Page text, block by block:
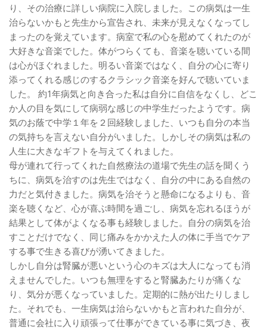
り、その治療に詳しい病院に入院しました。この病気は一生
治らないかもと先生から宣告され、未来が見えなくなってし
まったのを覚えています。病室で私の心を慰めてくれたのが
大好きな音楽でした。体がつらくても、音楽を聴いている間
は心がほぐれました。明るい音楽ではなく、自分の心に寄り
添ってくれる感じのするクラシック音楽を好んで聴いていま
した。 約1年病気と向き合った私は自分に自信をなくし、どこ
か人の目を気にして病弱な感じの中学生だったようです。病
気のお蔭で中学１年を２回経験しました、いつも自分の本当
の気持ちを言えない自分がいました。しかしその病気は私の
人生に大きなギフトを与えてくれました。
母が連れて行ってくれた自然療法の道場で先生の話を聞くう
ちに、病気を治すのは先生ではなく、自分の中にある自然の
力だと気付きました。病気を治そうと懸命になるよりも、音
楽を聴くなど、心が喜ぶ時間を過ごし、病気を忘れるほうが
結果として体がよくなる事も経験しました。自分の病気を治
すことだけでなく、同じ痛みをかかえた人の体に手当でケア
する事で生きる喜びが湧いてきました。
しかし自分は腎臓が悪いという心のキズは大人になっても消
えませんでした。いつも無理をすると腎臓あたりが痛くな
り、気分が悪くなっていました。定期的に熱が出たりしまし
た。それでも、一生病気は治らないかもと言われた自分が、
普通に会社に入り頑張って仕事ができている事に気づき、夜